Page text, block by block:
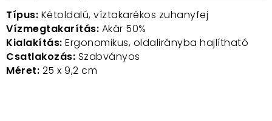
Típus: Kétoldalú, víztakarékos zuhanyfej
Vízmegtakarítás: Akár 50%
Kialakítás: Ergonomikus, oldalirányba hajlítható
Csatlakozás: Szabványos
Méret: 25 x 9,2 cm